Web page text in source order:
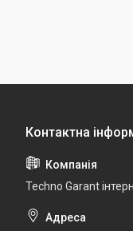
Techno Garant